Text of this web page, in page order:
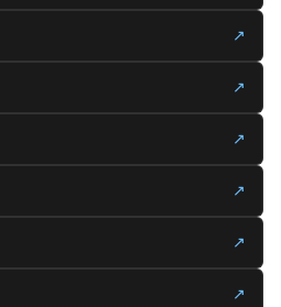
↗
↗
↗
↗
↗
↗